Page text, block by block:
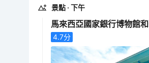
景點 · 下午
馬來西亞國家銀行博物館
4.7分